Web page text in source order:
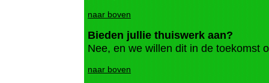
naar boven
Bieden jullie thuiswerk aan?
Nee, en we willen dit in de toekomst
naar boven